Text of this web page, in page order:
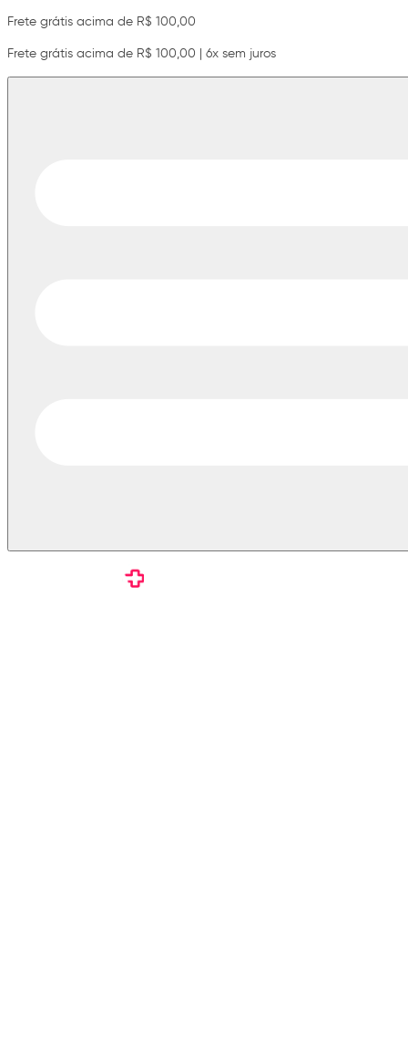
Frete grátis acima de R$ 100,00
Frete grátis acima de R$ 100,00 | 6x sem juros